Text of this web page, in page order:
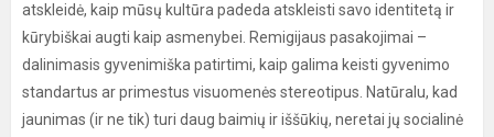
atskleidė, kaip mūsų kultūra padeda atskleisti savo identitetą ir
kūrybiškai augti kaip asmenybei. Remigijaus pasakojimai –
dalinimasis gyvenimiška patirtimi, kaip galima keisti gyvenimo
standartus ar primestus visuomenės stereotipus. Natūralu, kad
jaunimas (ir ne tik) turi daug baimių ir iššūkių, neretai jų socialinė